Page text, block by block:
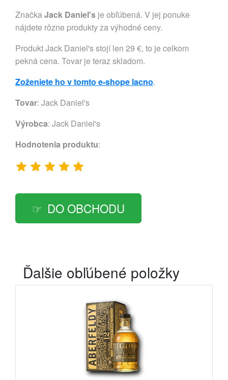
ZnačkaJack Daniel's je obľúbená. V jej ponuke
nájdete rôzne produkty za výhodné ceny.
Produkt Jack Daniel's stojí len 29 €, to je celkom
pekná cena. Tovar je teraz skladom.
Zoženiete ho v tomto e-shope lacno.
Tovar: Jack Daniel's
Výrobca: Jack Daniel's
Hodnotenia produktu:
DO OBCHODU
Ďalšie obľúbené položky